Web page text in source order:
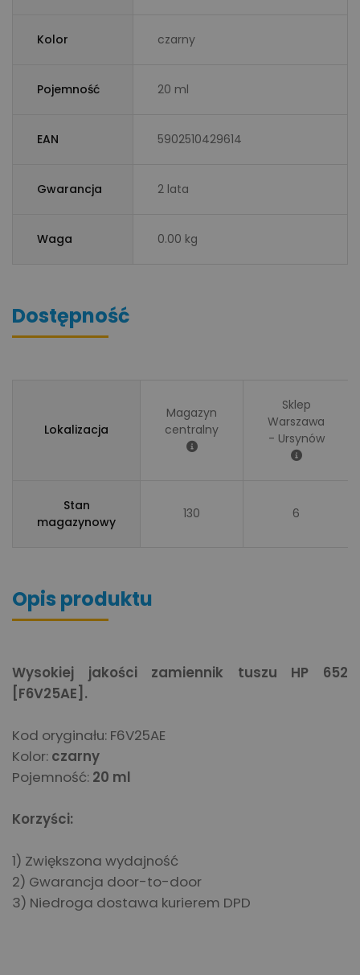
Kolor czarny
Pojemność 20 ml
EAN 5902510429614
Gwarancja 2 lata
Waga 0.00 kg
Dostępność
Lokalizacja
Magazyn
centralny
Sklep
Warszawa
- Ursynów
Stan
magazynowy
130 6
Opis produktu
Wysokiej jakości zamiennik tuszu HP 652
[F6V25AE].
Kod oryginału: F6V25AE
Kolor: czarny
Pojemność: 20 ml
Korzyści:
1) Zwiększona wydajność
2) Gwarancja door-to-door
3) Niedroga dostawa kurierem DPD